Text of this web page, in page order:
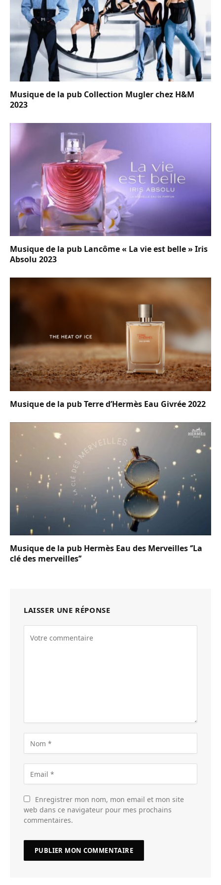
Musique de la pub Collection Mugler chez H&M
2023
Musique de la pub Lancôme « La vie est belle » Iris
Absolu 2023
Musique de la pub Terre d’Hermès Eau Givrée 2022
Musique de la pub Hermès Eau des Merveilles ‘’La
clé des merveilles’’
LAISSER UNE RÉPONSE
Enregistrer mon nom, mon email et mon site
web dans ce navigateur pour mes prochains
commentaires.